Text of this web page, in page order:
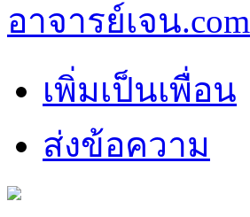
อาจารย์เจน.com
เพิ่มเป็นเพื่อน
ส่งข้อความ